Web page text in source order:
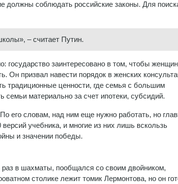
должны соблюдать российские законы. Для
– считает Путин.
государство заинтересовано в том, чтобы
Он призвал навести порядок в женских
традиционные ценности, где семья с большим
семьи материально за счет ипотеки, субсидий.
его словам, над ним еще нужно работать, но
учебника, и многие из них лишь вскользь
и значении победы.
раз в шахматы, пообщался со своим двойником,
столике лежит томик Лермонтова, но он